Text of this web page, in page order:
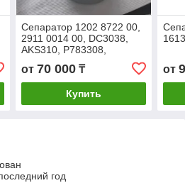
Сепаратор 1202 8722 00,
2911 0014 00, DC3038,
AKS310, P783308,
OT8722, CS310,
NS003830, OAS99025,
MSD3088S
от 70 000₸
Купить
от
год